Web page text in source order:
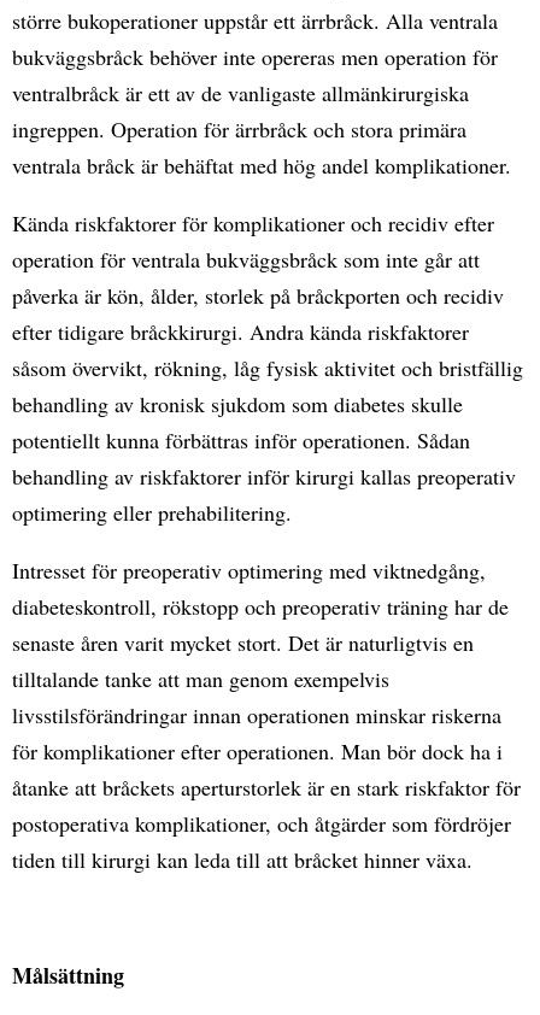
större bukoperationer uppstår ett ärrbråck. Alla ventrala
bukväggsbråck behöver inte opereras men operation för
ventralbråck är ett av de vanligaste allmänkirurgiska
ingreppen. Operation för ärrbråck och stora primära
ventrala bråck är behäftat med hög andel komplikationer.
Kända riskfaktorer för komplikationer och recidiv efter
operation för ventrala bukväggsbråck som inte går att
påverka är kön, ålder, storlek på bråckporten och recidiv
efter tidigare bråckkirurgi. Andra kända riskfaktorer
såsom övervikt, rökning, låg fysisk aktivitet och bristfällig
behandling av kronisk sjukdom som diabetes skulle
potentiellt kunna förbättras inför operationen. Sådan
behandling av riskfaktorer inför kirurgi kallas preoperativ
optimering eller prehabilitering.
Intresset för preoperativ optimering med viktnedgång,
diabeteskontroll, rökstopp och preoperativ träning har de
senaste åren varit mycket stort. Det är naturligtvis en
tilltalande tanke att man genom exempelvis
livsstilsförändringar innan operationen minskar riskerna
för komplikationer efter operationen. Man bör dock ha i
åtanke att bråckets aperturstorlek är en stark riskfaktor för
postoperativa komplikationer, och åtgärder som fördröjer
tiden till kirurgi kan leda till att bråcket hinner växa.
Målsättning